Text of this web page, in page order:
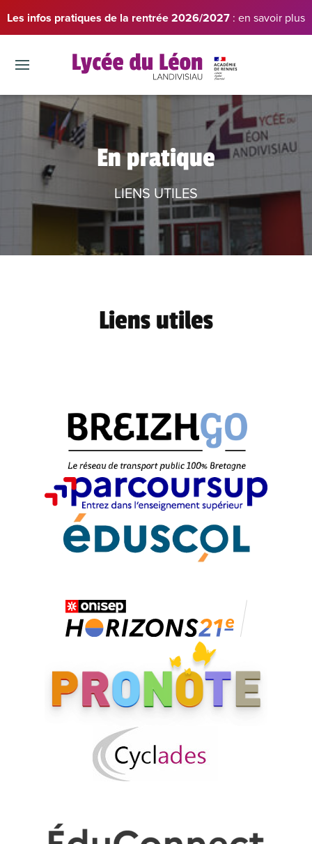
Les infos pratiques de la rentrée 2026/2027 : en savoir plus
En pratique
LIENS UTILES
Liens utiles